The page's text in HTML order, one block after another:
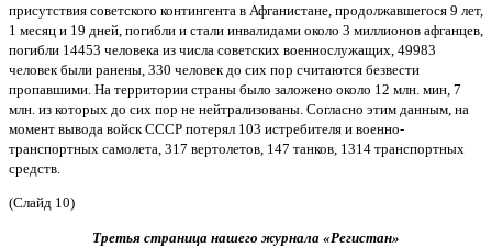
присутствия советского контингента в Афганистане, продолжавшегося 9 лет,
1 месяц и 19 дней, погибли и стали инвалидами около 3 миллионов афганцев,
погибли 14453 человека из числа советских военнослужащих, 49983
человек были ранены, 330 человек до сих пор считаются безвести
пропавшими. На территории страны было заложено около 12 млн. мин, 7
млн. из которых до сих пор не нейтрализованы. Согласно этим данным, на
момент вывода войск СССР потерял 103 истребителя и военно-
транспортных самолета, 317 вертолетов, 147 танков, 1314 транспортных
средств.
(Слайд 10)
Третья страница нашего журнала «Регистан»